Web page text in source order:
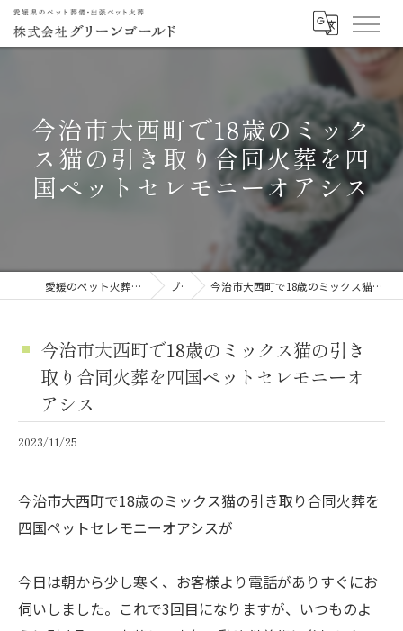
今治市大西町で18歳のミック
ス猫の引き取り合同火葬を四
国ペットセレモニーオアシス
愛媛のペット火葬なら株式会社グリーンゴールド ブログ 今治市大西町で18歳のミックス猫の引き取り合同火葬を四国ペットセレモニーオアシス
今治市大西町で18歳のミックス猫の引き
取り合同火葬を四国ペットセレモニーオ
アシス
2023/11/25
今治市大西町で18歳のミックス猫の引き取り合同火葬を
四国ペットセレモニーオアシスが
今日は朝から少し寒く、お客様より電話がありすぐにお
伺いしました。これで3回目になりますが、いつものよ